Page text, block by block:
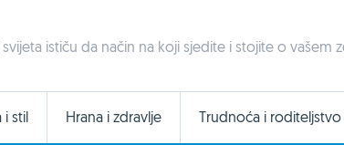
ističu da način na koji sjedite i stojite o
i stil Hrana i zdravlje Trudnoća i roditeljstvo